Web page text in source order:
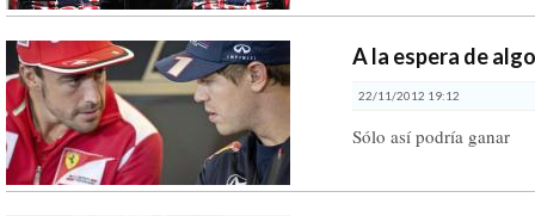
A la espera de
22/11/2012 19:12
Sólo así podría ganar